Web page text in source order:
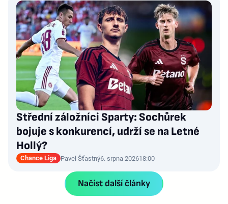
Střední záložníci Sparty: Sochůrek
bojuje s konkurencí, udrží se na Letné
Hollý?
Chance Liga Pavel Šťastný6. srpna 202618:00
Načíst další články